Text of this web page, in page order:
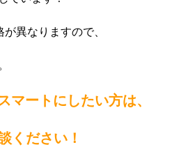
異なりますので、
マートにしたい方は、
ください！